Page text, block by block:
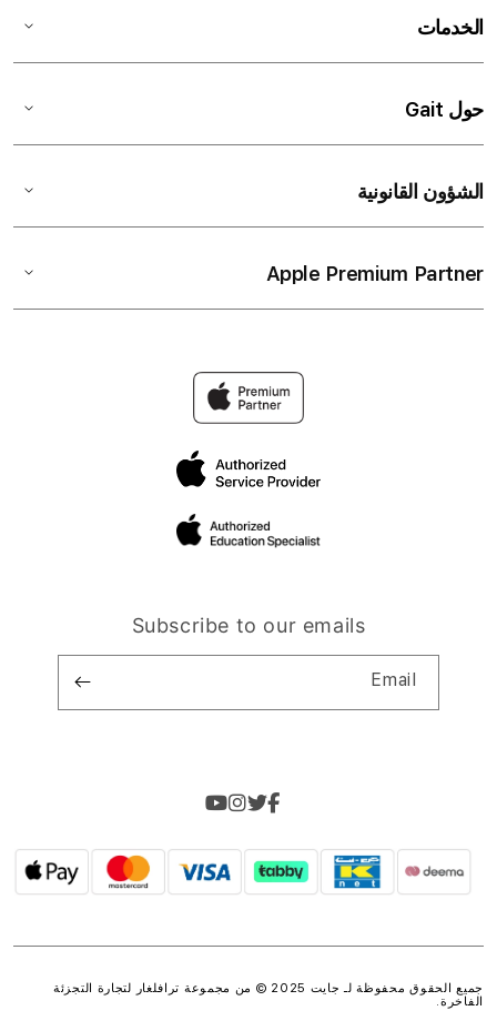
الخدمات
حول Gait
الشؤون القانونية
Apple Premium Partner
Subscribe to our emails
Email
جميع الحقوق محفوظة لـ جايت 2025 © من مجموعة
ترافلغار لتجارة التجزئة
الفاخرة.